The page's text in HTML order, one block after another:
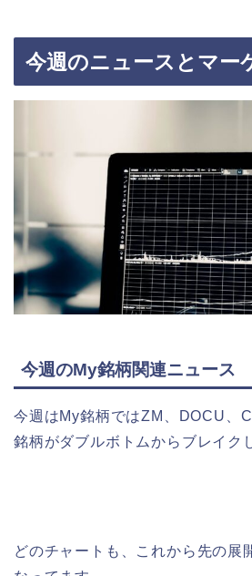
今週のニュースとマー
今週のMy銘柄関連ニュース
今週はMy銘柄ではZM、DOCU、
銘柄がダブルボトムからブレイク
どのチャートも、これから先の展